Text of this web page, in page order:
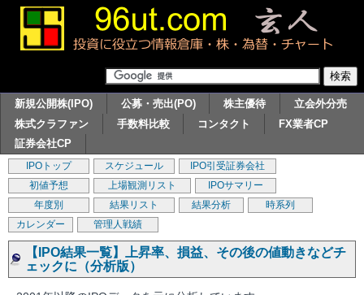
新規公開株(IPO) 公募・売出(PO) 株主優待
立会外分売
株式クラファン
手数料比較 コンタクト
FX業者CP
証券会社CP
IPOトップ スケジュール
IPO引受証券会社
初値予想
上場観測リスト
IPOサマリー
年度別
結果リスト 結果分析
時系列
カレンダー
管理人戦績
【IPO結果一覧】上昇率、損益、その後の値動きなどチ
ェックに（分析版）